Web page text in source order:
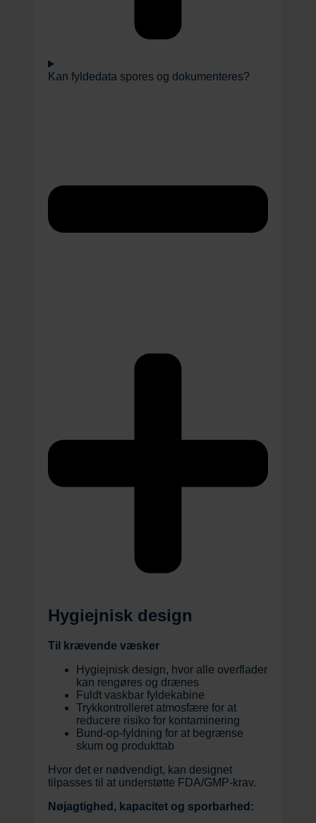
Kan fyldedata spores og dokumenteres?
Hygiejnisk design
Til krævende væsker
Hygiejnisk design, hvor alle overflader
kan rengøres og drænes
Fuldt vaskbar fyldekabine
Trykkontrolleret atmosfære for at
reducere risiko for kontaminering
Bund-op-fyldning for at begrænse
skum og produkttab
Hvor det er nødvendigt, kan designet
tilpasses til at understøtte FDA/GMP-krav.
Nøjagtighed, kapacitet og sporbarhed: